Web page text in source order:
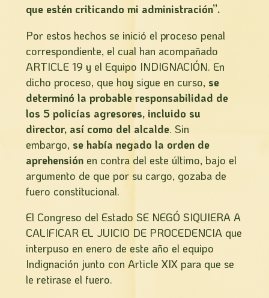
que estén criticando mi administración”.
Por estos hechos se inició el proceso penal
correspondiente, el cual han acompañado
ARTICLE 19 y el Equipo INDIGNACIÓN. En
dicho proceso, que hoy sigue en curso, se
determinó la probable responsabilidad de
los 5 policías agresores, incluido su
director, así como del alcalde. Sin
embargo, se había negado la orden de
aprehensiónen contra del este último, bajo el
argumento de que por su cargo, gozaba de
fuero constitucional.
El Congreso del Estado SE NEGÓ SIQUIERA A
CALIFICAR EL JUICIO DE PROCEDENCIA que
interpuso en enero de este año el equipo
Indignación junto con Article XIX para que se
le retirase el fuero.